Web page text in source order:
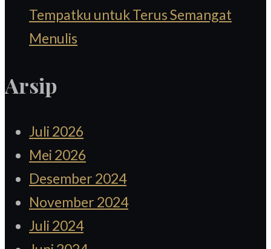
Tempatku untuk Terus Semangat
Menulis
Arsip
Juli 2026
Mei 2026
Desember 2024
November 2024
Juli 2024